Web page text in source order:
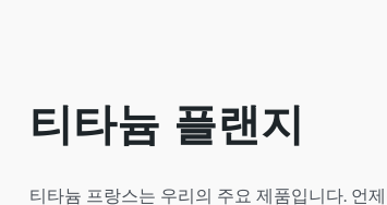
티타늄 플랜지
티타늄 프랑스는 우리의 주요 제품입니다. 언